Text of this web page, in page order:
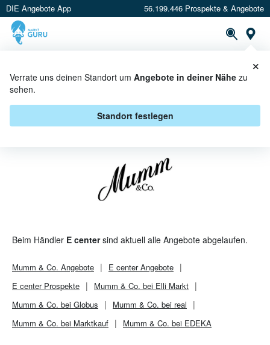
DIE Angebote App 56.199.446 Prospekte & Angebote
Verrate uns deinen Standort um Angebote in deiner Nähe zu
sehen.
Standort festlegen
×
MUMM & CO. BEI E CENTER -
ANGEBOTE & AKTIONEN
Beim Händler E centersind aktuell alle Angebote abgelaufen.
Mumm & Co. Angebote E centerAngebote
E centerProspekte
Mumm & Co. bei Elli Markt
Mumm & Co. bei Globus
Mumm & Co. bei real
Mumm & Co. bei Marktkauf
Mumm & Co. bei EDEKA